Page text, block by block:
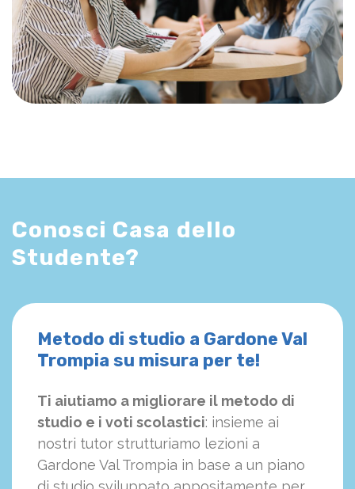
Conosci Casa dello
Studente?
Metodo di studio a Gardone Val
Trompia su misura per te!
Ti aiutiamo a migliorare il metodo di
studio e i voti scolastici: insieme ai
nostri tutor strutturiamo lezioni a
Gardone Val Trompia in base a un piano